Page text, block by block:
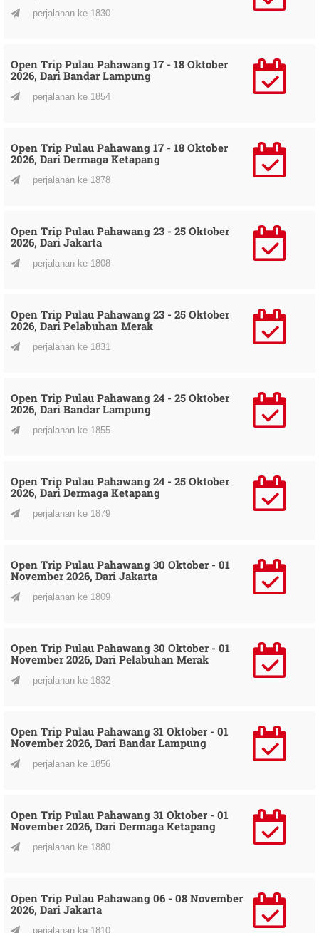
perjalanan ke 1830
Open Trip Pulau Pahawang 17 - 18 Oktober
2026, Dari Bandar Lampung
perjalanan ke 1854
Open Trip Pulau Pahawang 17 - 18 Oktober
2026, Dari Dermaga Ketapang
perjalanan ke 1878
Open Trip Pulau Pahawang 23 - 25 Oktober
2026, Dari Jakarta
perjalanan ke 1808
Open Trip Pulau Pahawang 23 - 25 Oktober
2026, Dari Pelabuhan Merak
perjalanan ke 1831
Open Trip Pulau Pahawang 24 - 25 Oktober
2026, Dari Bandar Lampung
perjalanan ke 1855
Open Trip Pulau Pahawang 24 - 25 Oktober
2026, Dari Dermaga Ketapang
perjalanan ke 1879
Open Trip Pulau Pahawang 30 Oktober - 01
November 2026, Dari Jakarta
perjalanan ke 1809
Open Trip Pulau Pahawang 30 Oktober - 01
November 2026, Dari Pelabuhan Merak
perjalanan ke 1832
Open Trip Pulau Pahawang 31 Oktober - 01
November 2026, Dari Bandar Lampung
perjalanan ke 1856
Open Trip Pulau Pahawang 31 Oktober - 01
November 2026, Dari Dermaga Ketapang
perjalanan ke 1880
Open Trip Pulau Pahawang 06 - 08 November
2026, Dari Jakarta
perjalanan ke 1810